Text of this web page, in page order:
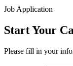
Job Application
Start Your
Please fill in your